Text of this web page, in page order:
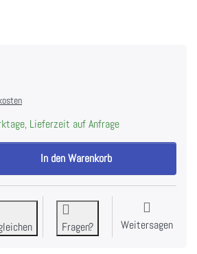
Lieferzeit auf Anfrage
SR65ZX22ME iQ500 Vollintegrierter
In den Warenkorb
Fragen? Weitersagen